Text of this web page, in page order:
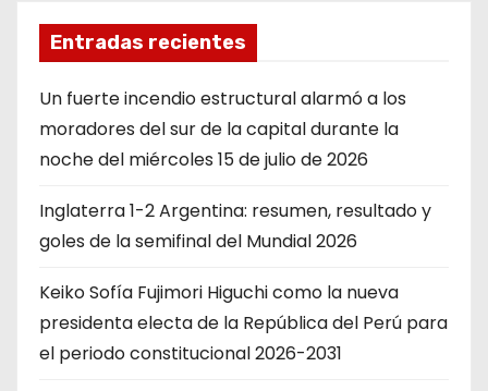
Entradas recientes
Un fuerte incendio estructural alarmó a los
moradores del sur de la capital durante la
noche del miércoles 15 de julio de 2026
Inglaterra 1-2 Argentina: resumen, resultado y
goles de la semifinal del Mundial 2026
Keiko Sofía Fujimori Higuchi como la nueva
presidenta electa de la República del Perú para
el periodo constitucional 2026-2031